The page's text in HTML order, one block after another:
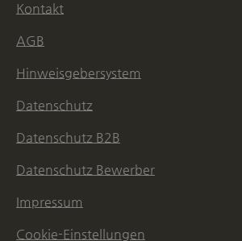
Kontakt
AGB
Hinweisgebersystem
Datenschutz
Datenschutz B2B
Datenschutz Bewerber
Impressum
Cookie-Einstellungen